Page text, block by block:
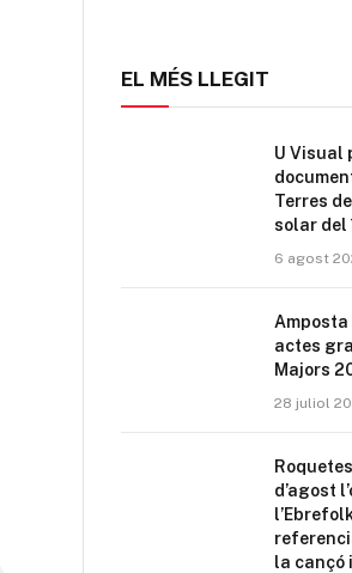
EL MÉS LLEGIT
U Visual
Terres
solar del
6 agost
Amposta
actes
Majors
28 juliol
d’agost
la cançó